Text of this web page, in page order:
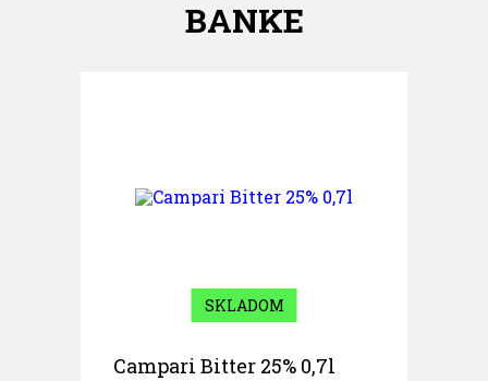
BANKE
SKLADOM
Campari Bitter 25% 0,7l